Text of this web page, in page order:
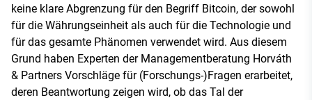
keine klare Abgrenzung für den Begriff Bitcoin, der sowohl
für die Währungseinheit als auch für die Technologie und
für das gesamte Phänomen verwendet wird. Aus diesem
Grund haben Experten der Managementberatung Horváth
& Partners Vorschläge für (Forschungs-)Fragen erarbeitet,
deren Beantwortung zeigen wird, ob das Tal der